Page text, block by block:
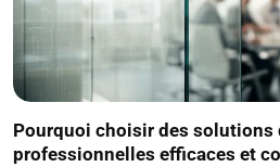
Pourquoi choisir des solutions
professionnelles efficaces et